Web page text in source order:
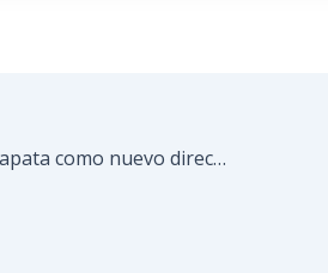
Alcalde Fraija designó a Humberto Zapata como nuevo director de Poliguaicaipuro